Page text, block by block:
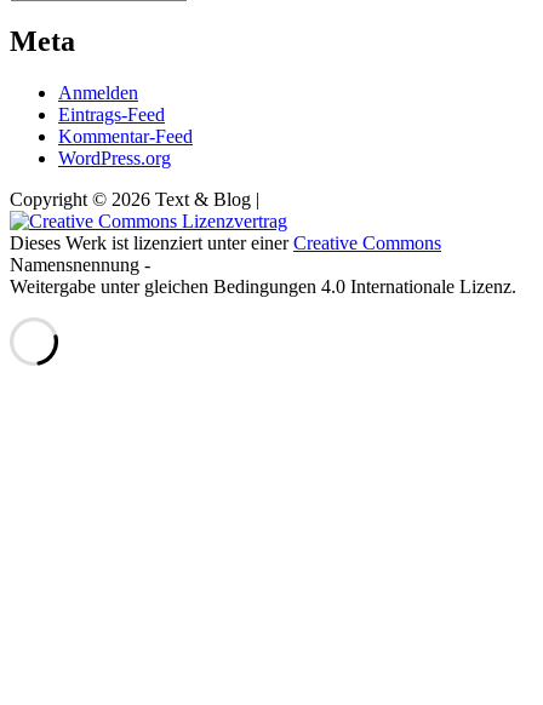
Meta
Anmelden
Eintrags-Feed
Kommentar-Feed
WordPress.org
Copyright © 2026 Text & Blog |
Dieses Werk ist lizenziert unter einerCreative Commons
Namensnennung -
Weitergabe unter gleichen Bedingungen 4.0 Internationale Lizenz.